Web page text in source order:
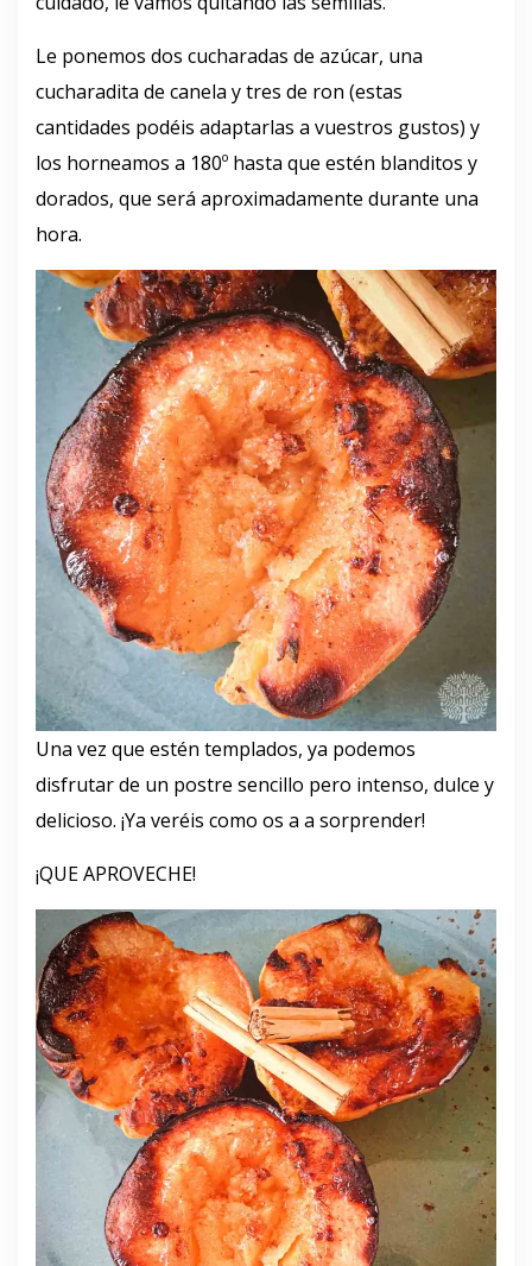
Le ponemos dos cucharadas de azúcar, una
cucharadita de canela y tres de ron (estas
cantidades podéis adaptarlas a vuestros gustos) y
los horneamos a 180º hasta que estén blanditos y
dorados, que será aproximadamente durante una
hora.
Una vez que estén templados, ya podemos
disfrutar de un postre sencillo pero intenso, dulce y
delicioso. ¡Ya veréis como os a a sorprender!
¡QUE APROVECHE!